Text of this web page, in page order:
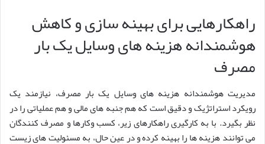
راهکارهایی برای بهینه سازی و کاهش
هوشمندانه هزینه های وسایل یک بار
مصرف
مدیریت هوشمندانه هزینه های وسایل یک بار مصرف، نیازمند یک
رویکرد استراتژیک و دقیق است که هم جنبه های مالی و هم عملیاتی را در
نظر بگیرد. با به کارگیری راهکارهای زیر، کسب وکارها و مصرف کنندگان
می توانند هزینه ها را بهینه کرده و در عین حال، به مسئولیت های زیست